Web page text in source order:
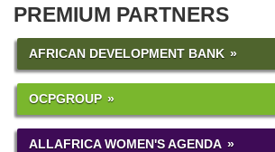
PREMIUM PARTNERS
AFRICAN DEVELOPMENT BANK
OCPGROUP
ALLAFRICA WOMEN'S AGENDA